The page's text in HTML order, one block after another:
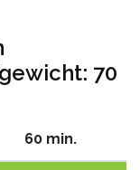
70
60 min.